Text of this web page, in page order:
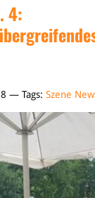
4:
— Tags: Szene